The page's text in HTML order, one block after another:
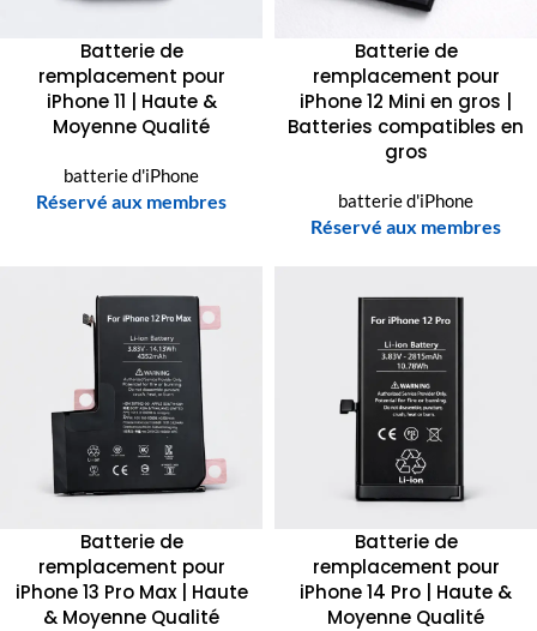
Batterie de
remplacement pour
iPhone 11 | Haute &
Moyenne Qualité
batterie d'iPhone
Réservé aux membres
Batterie de
remplacement pour
iPhone 12 Mini en gros |
Batteries compatibles en
gros
batterie d'iPhone
Réservé aux membres
Batterie de
remplacement pour
iPhone 13 Pro Max | Haute
& Moyenne Qualité
Batterie de
remplacement pour
iPhone 14 Pro | Haute &
Moyenne Qualité